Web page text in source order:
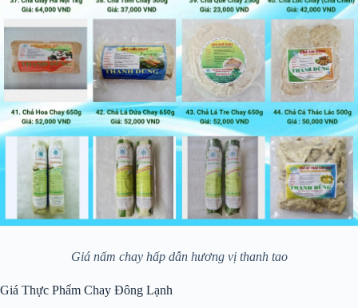
Giá nấm chay hấp dẫn hương vị thanh tao
Giá Thực Phẩm Chay Đông Lạnh